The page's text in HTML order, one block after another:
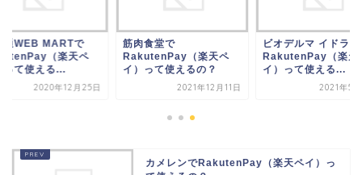
食堂で
（楽天ペ
って使えるの？
2021年12月11日
ビオデルマ イドラビオで
RakutenPay（楽天ペ
イ）って使える...
2021年5月20日
富士通WEB MART
RakutenPay（楽天
イ）って使える...
2020年12
カメレンでRakutenPay（楽天ペイ）っ